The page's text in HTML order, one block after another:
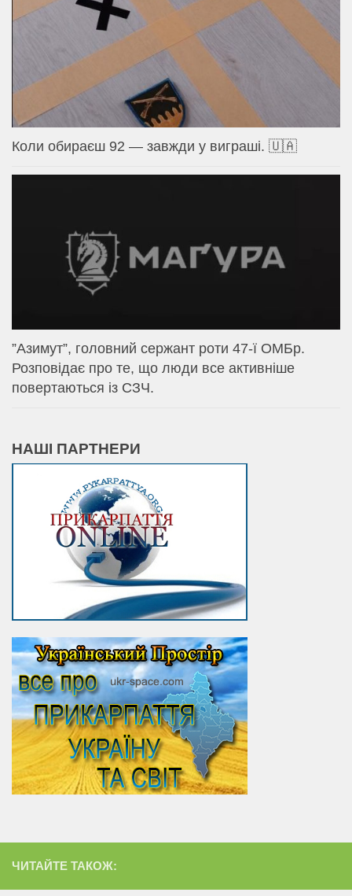
Коли обираєш 92 — завжди у виграші. 🇺🇦
⁨”Азимут”, головний сержант роти 47-ї ОМБр.
Розповідає про те, що люди все активніше
повертаються із СЗЧ.
НАШІ ПАРТНЕРИ
ЧИТАЙТЕ ТАКОЖ: